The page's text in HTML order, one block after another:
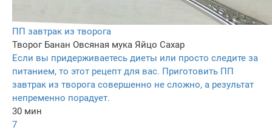
ПП завтрак из творога
Творог Банан Овсяная мука Яйцо Сахар
Если вы придерживаетесь диеты или просто следите за
питанием, то этот рецепт для вас. Приготовить ПП
завтрак из творога совершенно не сложно, а результат
непременно порадует.
30 мин
7